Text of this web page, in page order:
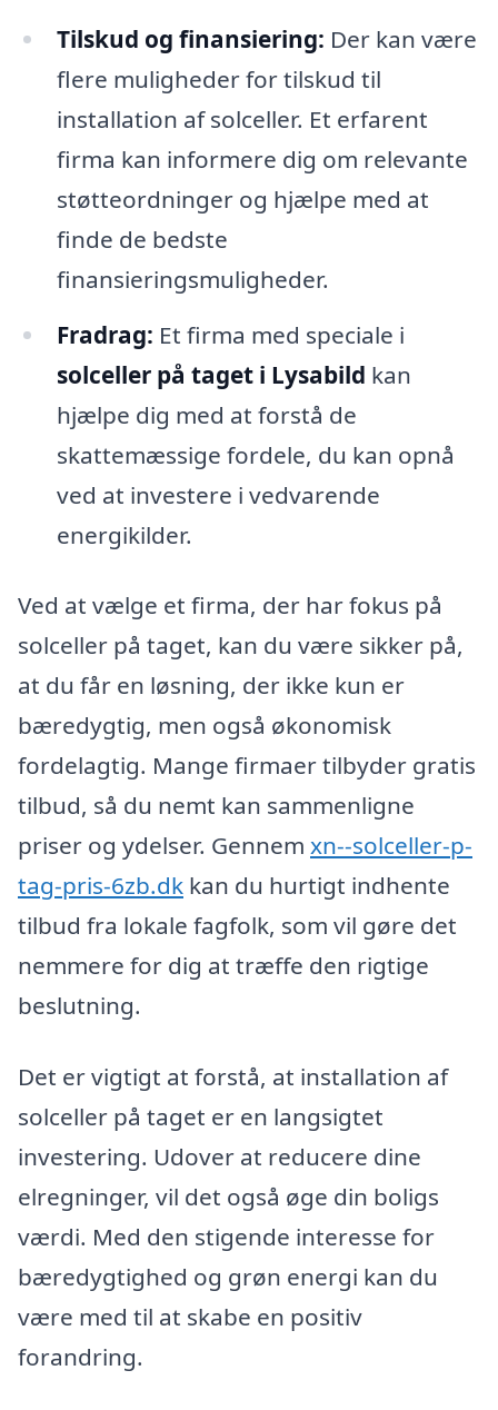
Tilskud og finansiering: Der kan være
flere muligheder for tilskud til
installation af solceller. Et erfarent
firma kan informere dig om relevante
støtteordninger og hjælpe med at
finde de bedste
finansieringsmuligheder.
Fradrag: Et firma med speciale i
solceller på taget i Lysabild kan
hjælpe dig med at forstå de
skattemæssige fordele, du kan opnå
ved at investere i vedvarende
energikilder.
Ved at vælge et firma, der har fokus på
solceller på taget, kan du være sikker på,
at du får en løsning, der ikke kun er
bæredygtig, men også økonomisk
fordelagtig. Mange firmaer tilbyder gratis
tilbud, så du nemt kan sammenligne
priser og ydelser. Gennem xn--solceller-p-
tag-pris-6zb.dk kan du hurtigt indhente
tilbud fra lokale fagfolk, som vil gøre det
nemmere for dig at træffe den rigtige
beslutning.
Det er vigtigt at forstå, at installation af
solceller på taget er en langsigtet
investering. Udover at reducere dine
elregninger, vil det også øge din boligs
værdi. Med den stigende interesse for
bæredygtighed og grøn energi kan du
være med til at skabe en positiv
forandring.